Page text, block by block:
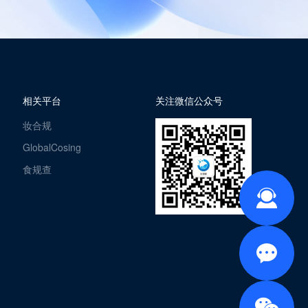
相关平台
妆合规
GlobalCosing
食规查
关注微信公众号